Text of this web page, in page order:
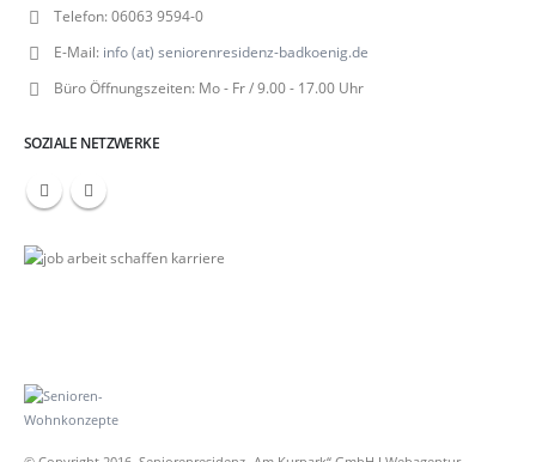
Telefon:06063 9594-0
E-Mail: info (at) seniorenresidenz-badkoenig.de
Büro Öffnungszeiten: Mo - Fr / 9.00 - 17.00 Uhr
SOZIALE NETZWERKE